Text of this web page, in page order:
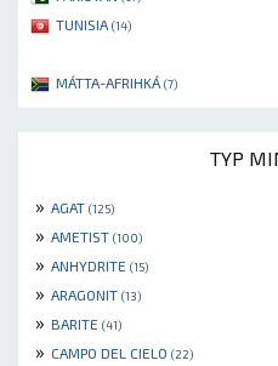
TUNISIA (14)
MÁTTA-AFRIHKÁ (7)
TYP
» AGAT (125)
» AMETIST (100)
» ANHYDRITE (15)
» ARAGONIT (13)
» BARITE (41)
» CAMPO DEL CIELO (22)